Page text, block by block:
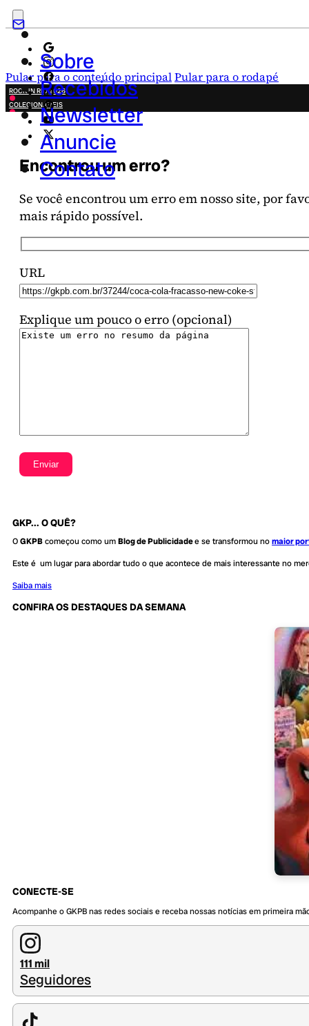
Pular para o conteúdo principalPular para o rodapé
Sobre
Recebidos
Newsletter
Anuncie
Contato
ROCK IN RIO 2026
COLECIONÁVEIS
FESTA JUNINA
NOVIDADES
CAMPANHAS CRIATIVAS
Encontrou um erro?
Se você encontrou um erro em nosso site, por
mais rápido possível.
URL
Explique um pouco o erro (opcional)
GKP... O QUÊ?
OGKPBcomeçou como umBlog de Publicidadee se transformou nomaior
Este é um lugar para abordar tudo o que acontece de mais interessante no
Saiba mais
CONFIRA OS DESTAQUES DA SEMANA
CONECTE-SE
Acompanhe o GKPB nas redes sociais e receba nossas notícias em primeira
111 mil
Seguidores